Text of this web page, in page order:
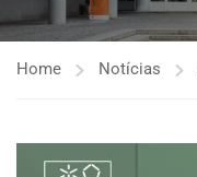
Home Notícias